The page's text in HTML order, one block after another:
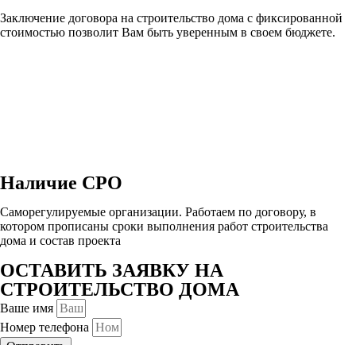
Заключение договора на строительство дома с фиксированной
стоимостью позволит Вам быть уверенным в своем бюджете.
Наличие СРО
Саморегулируемые организации. Работаем по договору, в
котором прописаны сроки выполнения работ строительства
дома и состав проекта
ОСТАВИТЬ ЗАЯВКУ НА
СТРОИТЕЛЬСТВО ДОМА
Ваше имя
Номер телефона